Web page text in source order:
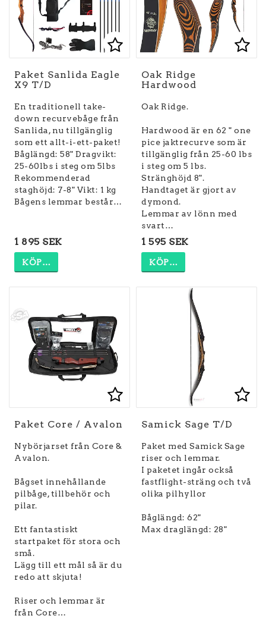
Lägg till i
Lägg till i
Paket Sanlida Eagle
X9 T/D
En traditionell take-
down recurvebåge från
Sanlida, nu tillgänglig
som ett allt-i-ett-paket!
Båglängd: 58" Dragvikt:
25-60lbs i steg om 5lbs
Rekommenderad
staghöjd: 7-8" Vikt: 1 kg
Bågens lemmar består…
1 895 SEK
KÖP…
Oak Ridge
Hardwood
Oak Ridge.
Hardwood är en 62 " one
pice jaktrecurve som är
tillgänglig från 25-60 lbs
i steg om 5 lbs.
Stränghöjd 8".
Handtaget är gjort av
dymond.
Lemmar av lönn med
svart…
1 595 SEK
KÖP…
Lägg till i
Paket Core / Avalon
Nybörjarset från Core &
Avalon.
Bågset innehållande
pilbåge, tillbehör och
pilar.
Ett fantastiskt
startpaket för stora och
små.
Lägg till ett mål så är du
redo att skjuta!
Riser och lemmar är
från Core…
Samick Sage T/D
Paket med Samick Sage
riser och lemmar.
I paketet ingår också
fastflight-sträng och två
olika pilhyllor
Båglängd: 62"
Max draglängd: 28"